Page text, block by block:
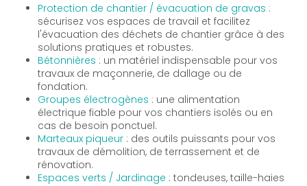
Protection de chantier / évacuation de gravas :
sécurisez vos espaces de travail et facilitez
l'évacuation des déchets de chantier grâce à des
solutions pratiques et robustes.
Bétonnières : un matériel indispensable pour vos
travaux de maçonnerie, de dallage ou de
fondation.
Groupes électrogènes : une alimentation
électrique fiable pour vos chantiers isolés ou en
cas de besoin ponctuel.
Marteaux piqueur : des outils puissants pour vos
travaux de démolition, de terrassement et de
rénovation.
Espaces verts / Jardinage : tondeuses, taille-haies